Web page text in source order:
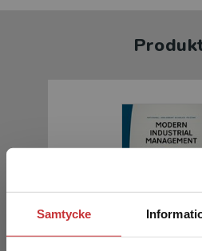
Samtycke
Modern Industrial